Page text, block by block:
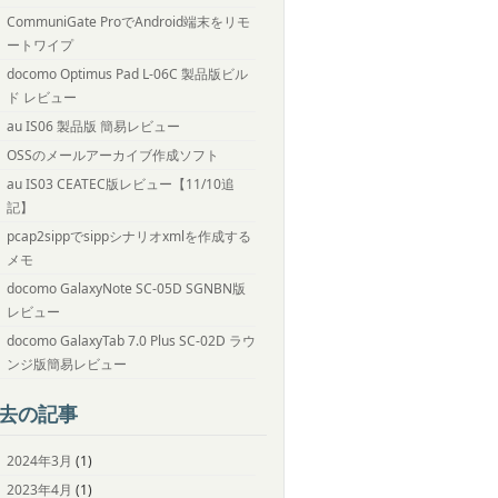
CommuniGate ProでAndroid端末をリモ
ートワイプ
docomo Optimus Pad L-06C 製品版ビル
ド レビュー
au IS06 製品版 簡易レビュー
OSSのメールアーカイブ作成ソフト
au IS03 CEATEC版レビュー【11/10追
記】
pcap2sippでsippシナリオxmlを作成する
メモ
docomo GalaxyNote SC-05D SGNBN版
レビュー
docomo GalaxyTab 7.0 Plus SC-02D ラウ
ンジ版簡易レビュー
の記事
2024年3月 (1)
2023年4月 (1)